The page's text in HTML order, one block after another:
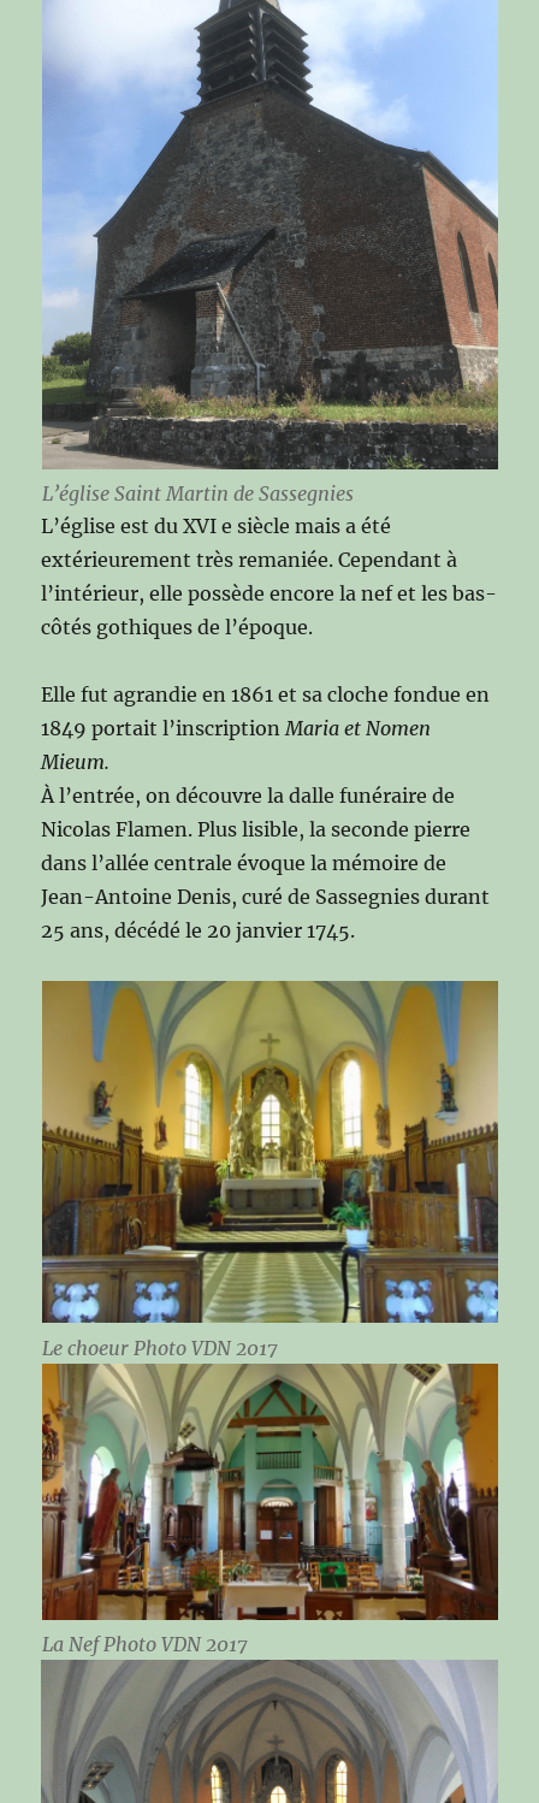
L’église Saint Martin de Sassegnies
L’église est du XVI e siècle mais a été
extérieurement très remaniée. Cependant à
l’intérieur, elle possède encore la nef et les bas-
côtés gothiques de l’époque.
Elle fut agrandie en 1861 et sa cloche fondue en
1849 portait l’inscriptionMaria et Nomen
Mieum.
À l’entrée, on découvre la dalle funéraire de
Nicolas Flamen. Plus lisible, la seconde pierre
dans l’allée centrale évoque la mémoire de
Jean-Antoine Denis, curé de Sassegnies durant
25 ans, décédé le 20 janvier 1745.
Le choeur Photo VDN 2017
La Nef Photo VDN 2017